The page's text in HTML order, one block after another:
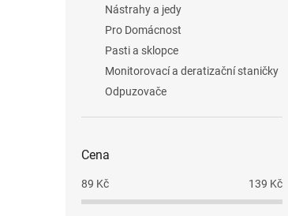
Nástrahy a jedy
Pro Domácnost
Pasti a sklopce
Monitorovací a deratizační staničky
Odpuzovače
Cena
89 Kč 139 Kč